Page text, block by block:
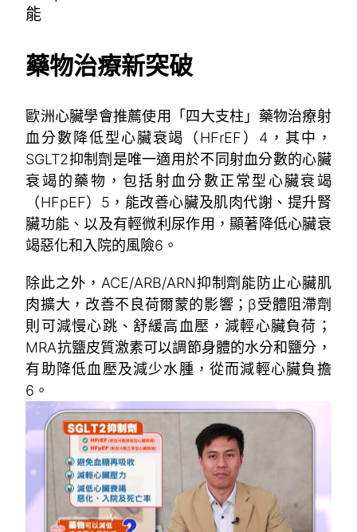
能
藥物治療新突破
歐洲心臟學會推薦使用「四大支柱」藥物治療射
血分數降低型心臟衰竭（HFrEF） 4 ，其中，
SGLT2抑制劑是唯一適用於不同射血分數的心臟
衰竭的藥物，包括射血分數正常型心臟衰竭
（HFpEF） 5 ，能改善心臟及肌肉代謝、提升腎
臟功能、以及有輕微利尿作用，顯著降低心臟衰
竭惡化和入院的風險6 。
除此之外，ACE/ARB/ARN抑制劑能防止心臟肌
肉擴大，改善不良荷爾蒙的影響；β受體阻滯劑
則可減慢心跳、舒緩高血壓，減輕心臟負荷；
MRA抗鹽皮質激素可以調節身體的水分和鹽分，
有助降低血壓及減少水腫，從而減輕心臟負擔
6 。